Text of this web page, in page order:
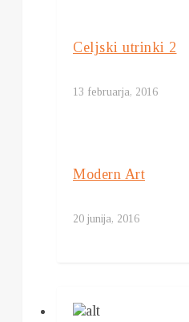
Celjski utrinki 2
13 februarja, 2016
Modern Art
20 junija, 2016